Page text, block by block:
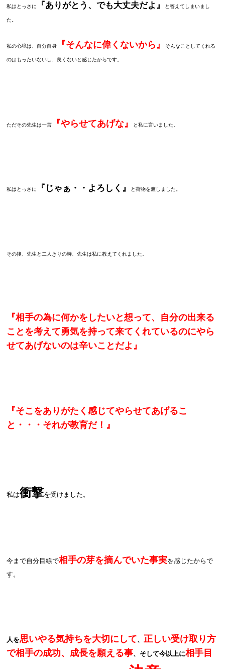
私はとっさに 『ありがとう、でも大丈夫だよ』 と答えてしまいまし
た。
私の心境は、自分自身 『そんなに偉くないから』 そんなことしてくれる
のはもったいないし、良くないと感じたからです。
ただその先生は一言 『やらせてあげな』 と私に言いました。
私はとっさに 『じゃぁ・・よろしく』 と荷物を渡しました。
その後、先生と二人きりの時、先生は私に教えてくれました。
『相手の為に何かをしたいと想って、自分の出来る
ことを考えて勇気を持って来てくれているのにやら
せてあげないのは辛いことだよ』
『そこをありがたく感じてやらせてあげるこ
と・・・それが教育だ！』
私は衝撃を受けました。
今まで自分目線で相手の芽を摘んでいた事実を感じたからで
す。
人を思いやる気持ちを大切にして、 正しい受け取り方
で相手の成功、成長を願える事、そして今以上に相手目